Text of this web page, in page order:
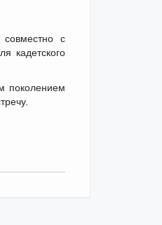
совместно с
кадетского
поколением